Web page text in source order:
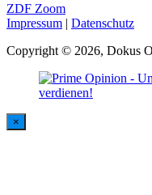
ZDF Zoom
Impressum | Datenschutz
Copyright © 2026, Dokus
×